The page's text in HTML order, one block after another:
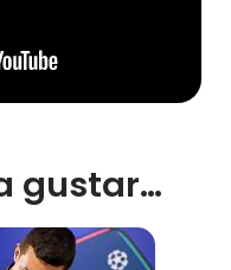
gustar…